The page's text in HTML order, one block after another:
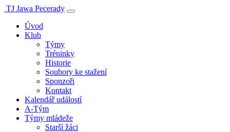
TJ Jawa Pecerady
Úvod
Klub
Týmy
Tréninky
Historie
Soubory ke stažení
Sponzoři
Kontakt
Kalendář událostí
A-Tým
Týmy mládeže
Starší žáci